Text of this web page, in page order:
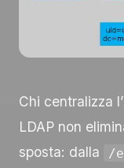
Chi centralizza
LDAP non
sposta: dalla
/